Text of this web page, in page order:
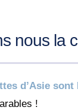
nous la
d’Asie
!